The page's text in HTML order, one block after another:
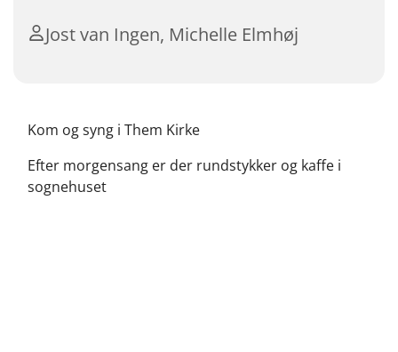
Jost van Ingen, Michelle Elmhøj
Kom og syng i Them Kirke
Efter morgensang er der rundstykker og kaffe i
sognehuset